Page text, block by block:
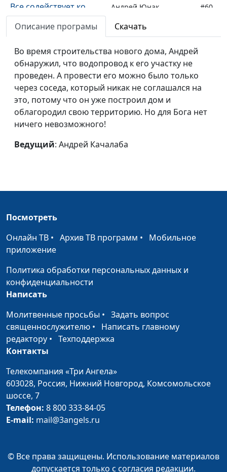
Все содействует ко
благу
Андрей Юнак #60
Татьяна Кувичинская #59
Видеть Божий замысел Татьяна Кувичинская
Нужна ли Богу жертва? Лариса Решетова
Как помогает музыка Лариса Решетова
Конкурс рисунков,
помощь Бога
Я потерял, а Бог
сохранил
Ночь борьбы и рука
помощи
Бог восстановил мой
голос
Божья помощь в
дороге
Александр Марков
Исцеление по молитве
Бог дал мне новую
семью
Алексей и Елена
Смирновы
Как я обрел смысл
жизни
молитвы!
Описание програмы Скачать
Во время строительства нового дома, Андрей
обнаружил, что водопровод к его участку не
проведен. А провести его можно было только
через соседа, который никак не соглашался на
это, потому что он уже построил дом и
облагородил свою территорию. Но для Бога нет
ничего невозможного!
Ведущий: Андрей Качалаба
Посмотреть
Онлайн ТВ • Архив ТВ программ • Мобильное
приложение
Политика обработки персональных данных и
конфиденциальности
Написать
Молитвенные просьбы • Задать вопрос
священнослужителю • Написать главному
редактору • Техподдержка
Контакты
Телекомпания «Три Ангела»
603028, Россия, Нижний Новгород, Комсомольское
шоссе, 7
Телефон: 8 800 333-84-05
E-mail: mail@3angels.ru
© Все права защищены. Использование материалов
допускается только с согласия редакции.